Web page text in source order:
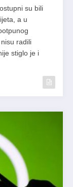
su bili
a u
radili
stiglo je i